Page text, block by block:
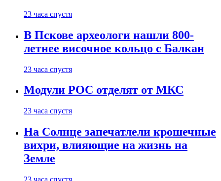
23 часа спустя
В Пскове археологи нашли 800-
летнее височное кольцо с Балкан
23 часа спустя
Модули РОС отделят от МКС
23 часа спустя
На Солнце запечатлели крошечные
вихри, влияющие на жизнь на
Земле